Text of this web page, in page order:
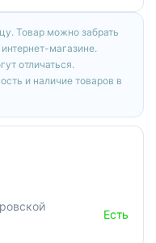
Товар можно забрать
магазине.
отличаться.
и наличие товаров в
Есть